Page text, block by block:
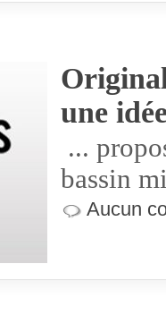
une
...
bassin
Aucun